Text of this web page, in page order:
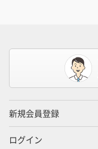
新規会員登録
ログイン